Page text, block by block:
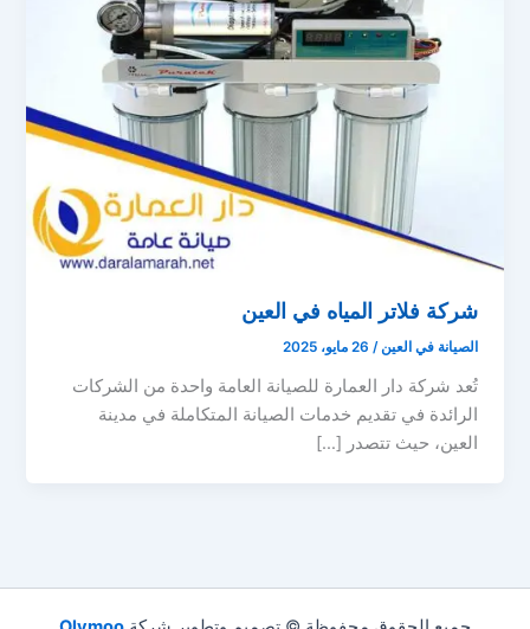
شركة فلاتر المياه في العين
الصيانة في العين/ 26 مايو، 2025
تُعد شركة دار العمارة للصيانة العامة واحدة من الشركات
الرائدة في تقديم خدمات الصيانة المتكاملة في مدينة
العين، حيث تتصدر […]